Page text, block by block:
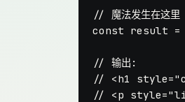
// 魔法发生在这里
const result =
// 输出:
// <h1
// <p